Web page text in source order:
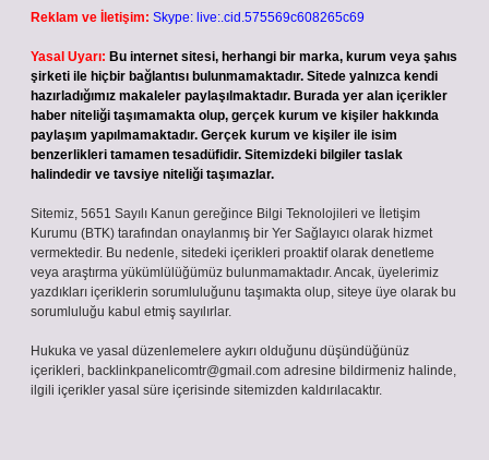
Reklam ve İletişim: Skype: live:.cid.575569c608265c69
Yasal Uyarı: Bu internet sitesi, herhangi bir marka, kurum veya şahıs
şirketi ile hiçbir bağlantısı bulunmamaktadır. Sitede yalnızca kendi
hazırladığımız makaleler paylaşılmaktadır. Burada yer alan içerikler
haber niteliği taşımamakta olup, gerçek kurum ve kişiler hakkında
paylaşım yapılmamaktadır. Gerçek kurum ve kişiler ile isim
benzerlikleri tamamen tesadüfidir. Sitemizdeki bilgiler taslak
halindedir ve tavsiye niteliği taşımazlar.
Sitemiz, 5651 Sayılı Kanun gereğince Bilgi Teknolojileri ve İletişim
Kurumu (BTK) tarafından onaylanmış bir Yer Sağlayıcı olarak hizmet
vermektedir. Bu nedenle, sitedeki içerikleri proaktif olarak denetleme
veya araştırma yükümlülüğümüz bulunmamaktadır. Ancak, üyelerimiz
yazdıkları içeriklerin sorumluluğunu taşımakta olup, siteye üye olarak bu
sorumluluğu kabul etmiş sayılırlar.
Hukuka ve yasal düzenlemelere aykırı olduğunu düşündüğünüz
içerikleri, backlinkpanelicomtr@gmail.com adresine bildirmeniz halinde,
ilgili içerikler yasal süre içerisinde sitemizden kaldırılacaktır.